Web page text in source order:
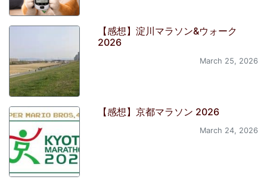
【感想】淀川マラソン&ウォーク
2026
March 25, 2026
【感想】京都マラソン 2026
March 24, 2026